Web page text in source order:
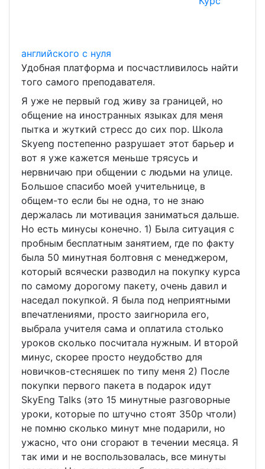
английского с нуля
Удобная платформа и посчастливилось найти
того самого преподавателя.
Я уже не первый год живу за границей, но
общение на иностранных языках для меня
пытка и жуткий стресс до сих пор. Школа
Skyeng постепенно разрушает этот барьер и
вот я уже кажется меньше трясусь и
нервничаю при общении с людьми на улице.
Большое спасибо моей учительнице, в
общем-то если бы не одна, то не знаю
держалась ли мотивация заниматься дальше.
Но есть минусы конечно. 1) Была ситуация с
пробным бесплатным занятием, где по факту
была 50 минутная болтовня с менеджером,
который всячески разводил на покупку курса
по самому дорогому пакету, очень давил и
наседал покупкой. Я была под неприятными
впечатлениями, просто заигнорила его,
выбрала учителя сама и оплатила столько
уроков сколько посчитала нужным. И второй
минус, скорее просто неудобство для
новичков-стесняшек по типу меня 2) После
покупки первого пакета в подарок идут
SkyEng Talks (это 15 минутные разговорные
уроки, которые по штучно стоят 350р чтоли)
не помню сколько минут мне подарили, но
ужасно, что они сгорают в течении месяца. Я
так ими и не воспользовалась, все минуты